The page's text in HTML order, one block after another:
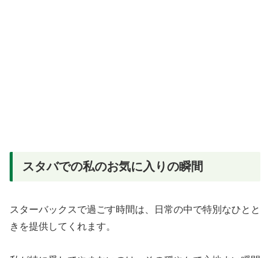
スタバでの私のお気に入りの瞬間
スターバックスで過ごす時間は、日常の中で特別なひとと
きを提供してくれます。